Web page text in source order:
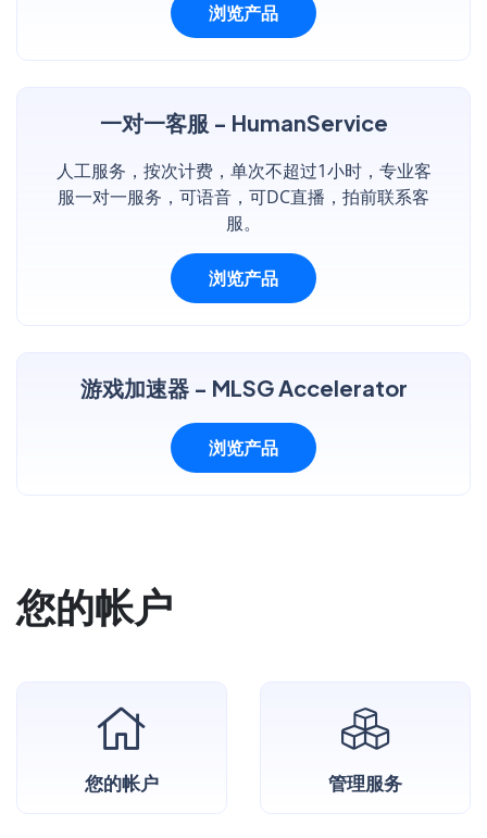
浏览产品
一对一客服 - HumanService
人工服务，按次计费，单次不超过1小时，专业客
服一对一服务，可语音，可DC直播，拍前联系客
服。
浏览产品
游戏加速器 - MLSG Accelerator
浏览产品
您的帐户
您的帐户 管理服务